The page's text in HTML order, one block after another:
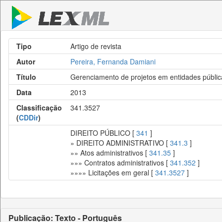
Tipo
Artigo de revista
Autor
Pereira, Fernanda Damiani
Título
Gerenciamento de projetos em entidades
Data
2013
Classificação
(CDDir)
341.3527
DIREITO PÚBLICO [ 341 ]
» DIREITO ADMINISTRATIVO [ 341.3 ]
»» Atos administrativos [ 341.35 ]
»»» Contratos administrativos [ 341.352 ]
»»»» Licitações em geral [ 341.3527 ]
Publicação: Texto - Português